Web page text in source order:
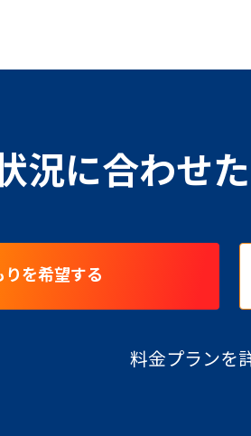
況に合わせ
りを希望する
料金プランを